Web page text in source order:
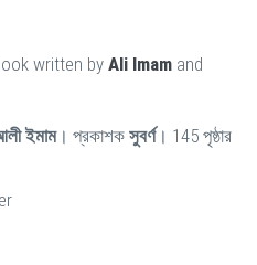
written by Ali Imam and
ইমাম। প্রকাশক সুবর্ণ। 145 পৃষ্ঠার